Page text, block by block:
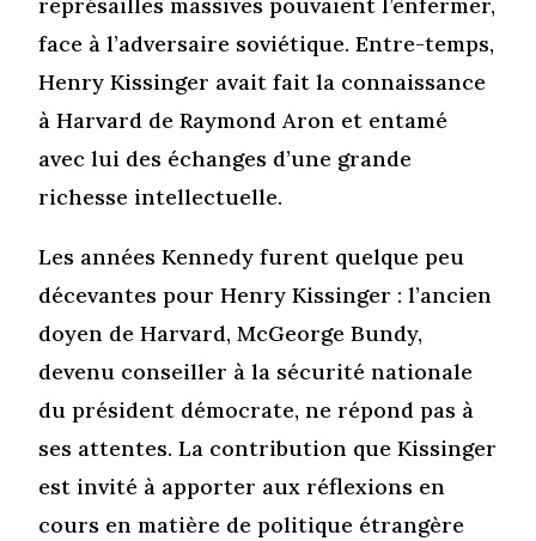
représailles massives pouvaient l’enfermer,
face à l’adversaire soviétique. Entre-temps,
Henry Kissinger avait fait la connaissance
à Harvard de Raymond Aron et entamé
avec lui des échanges d’une grande
richesse intellectuelle.
Les années Kennedy furent quelque peu
décevantes pour Henry Kissinger : l’ancien
doyen de Harvard, McGeorge Bundy,
devenu conseiller à la sécurité nationale
du président démocrate, ne répond pas à
ses attentes. La contribution que Kissinger
est invité à apporter aux réflexions en
cours en matière de politique étrangère